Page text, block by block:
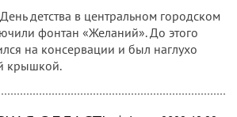
детства в центральном городском
фонтан «Желаний». До этого
на консервации и был наглухо
крышкой.